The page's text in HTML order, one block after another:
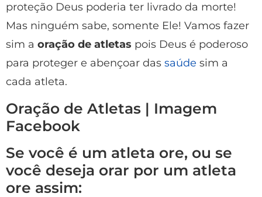
proteção Deus poderia ter livrado da morte!
Mas ninguém sabe, somente Ele! Vamos fazer
sim a oração de atletas pois Deus é poderoso
para proteger e abençoar das saúde sim a
cada atleta.
Oração de Atletas | Imagem
Facebook
Se você é um atleta ore, ou se
você deseja orar por um atleta
ore assim: